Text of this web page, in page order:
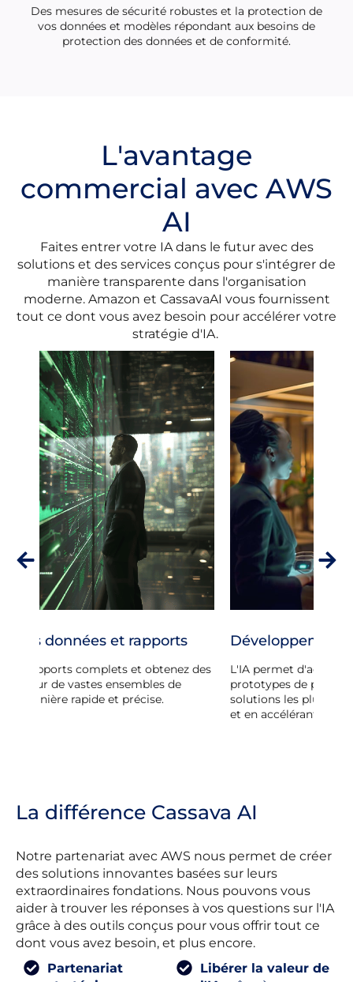
Des mesures de sécurité robustes et la protection de
vos données et modèles répondant aux besoins de
protection des données et de conformité.
L'avantage
commercial avec AWS
AI
Faites entrer votre IA dans le futur avec des
solutions et des services conçus pour s'intégrer de
manière transparente dans l'organisation
moderne. Amazon et CassavaAI vous fournissent
tout ce dont vous avez besoin pour accélérer votre
stratégie d'IA.
Développement de produits
L'IA permet d'accélérer le développement de
prototypes de produits en concevant les
solutions les plus efficaces et les plus rentables
et en accélérant la mise sur le marché.
La différence Cassava AI
Notre partenariat avec AWS nous permet de créer
des solutions innovantes basées sur leurs
extraordinaires fondations. Nous pouvons vous
aider à trouver les réponses à vos questions sur l'IA
grâce à des outils conçus pour vous offrir tout ce
dont vous avez besoin, et plus encore.
Partenariat
Libérer la valeur de